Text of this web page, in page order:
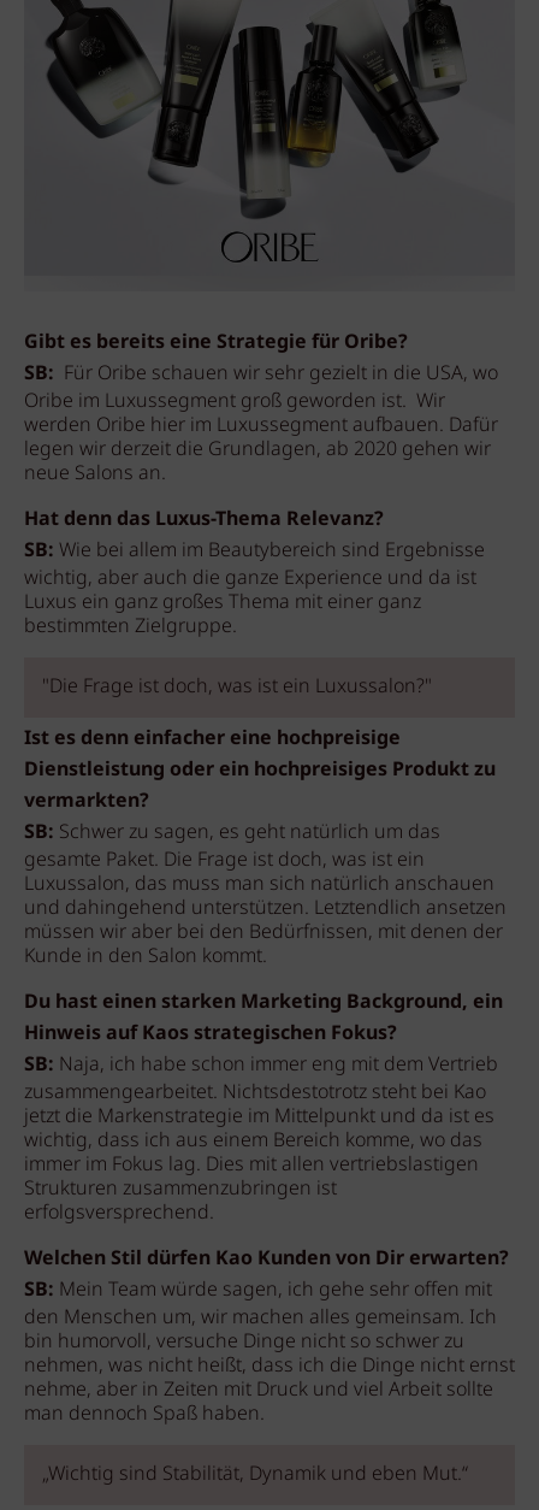
Gibt es bereits eine Strategie für Oribe?
SB: Für Oribe schauen wir sehr gezielt in die USA, wo
Oribe im Luxussegment groß geworden ist. Wir
werden Oribe hier im Luxussegment aufbauen. Dafür
legen wir derzeit die Grundlagen, ab 2020 gehen wir
neue Salons an.
Hat denn das Luxus-Thema Relevanz?
SB: Wie bei allem im Beautybereich sind Ergebnisse
wichtig, aber auch die ganze Experience und da ist
Luxus ein ganz großes Thema mit einer ganz
bestimmten Zielgruppe.
"Die Frage ist doch, was ist ein Luxussalon?"
Ist es denn einfacher eine hochpreisige
Dienstleistung oder ein hochpreisiges Produkt zu
vermarkten?
SB: Schwer zu sagen, es geht natürlich um das
gesamte Paket. Die Frage ist doch, was ist ein
Luxussalon, das muss man sich natürlich anschauen
und dahingehend unterstützen. Letztendlich ansetzen
müssen wir aber bei den Bedürfnissen, mit denen der
Kunde in den Salon kommt.
Du hast einen starken Marketing Background, ein
Hinweis auf Kaos strategischen Fokus?
SB: Naja, ich habe schon immer eng mit dem Vertrieb
zusammengearbeitet. Nichtsdestotrotz steht bei Kao
jetzt die Markenstrategie im Mittelpunkt und da ist es
wichtig, dass ich aus einem Bereich komme, wo das
immer im Fokus lag. Dies mit allen vertriebslastigen
Strukturen zusammenzubringen ist
erfolgsversprechend.
Welchen Stil dürfen Kao Kunden von Dir erwarten?
SB: Mein Team würde sagen, ich gehe sehr offen mit
den Menschen um, wir machen alles gemeinsam. Ich
bin humorvoll, versuche Dinge nicht so schwer zu
nehmen, was nicht heißt, dass ich die Dinge nicht ernst
nehme, aber in Zeiten mit Druck und viel Arbeit sollte
man dennoch Spaß haben.
„Wichtig sind Stabilität, Dynamik und eben Mut.“